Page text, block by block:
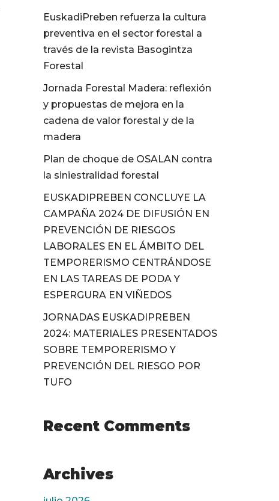
EuskadiPreben refuerza la cultura
preventiva en el sector forestal a
través de la revista Basogintza
Forestal
Jornada Forestal Madera: reflexión
y propuestas de mejora en la
cadena de valor forestal y de la
madera
Plan de choque de OSALAN contra
la siniestralidad forestal
EUSKADIPREBEN CONCLUYE LA
CAMPAÑA 2024 DE DIFUSIÓN EN
PREVENCIÓN DE RIESGOS
LABORALES EN EL ÁMBITO DEL
TEMPORERISMO CENTRÁNDOSE
EN LAS TAREAS DE PODA Y
ESPERGURA EN VIÑEDOS
JORNADAS EUSKADIPREBEN
2024: MATERIALES PRESENTADOS
SOBRE TEMPORERISMO Y
PREVENCIÓN DEL RIESGO POR
TUFO
Recent Comments
Archives